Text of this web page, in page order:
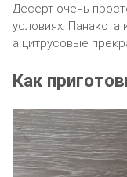
Десерт очень
условиях.
а цитрусовые
Как